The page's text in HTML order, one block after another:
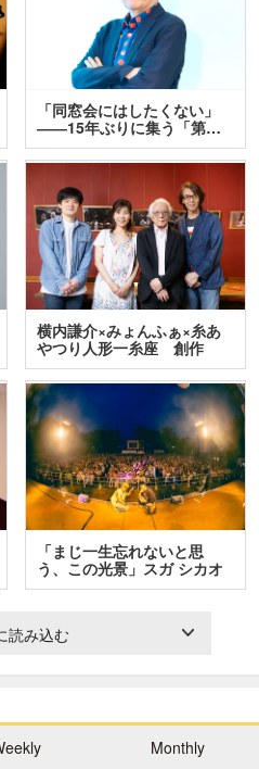
「同窓会にはしたくない」
――15年ぶりに集う「第…
横内謙介×みょんふぁ×糸あ
やつり人形一糸座 創作
人…
「まじ一生忘れないと思
う、この光景」スガ シカオ
と…
読み込む
Monthly